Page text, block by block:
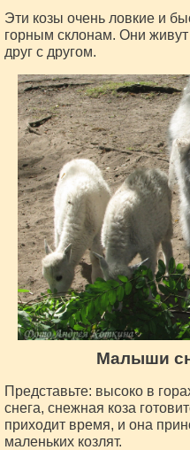
Эти козы очень ловкие и
горным склонам. Они
друг с другом.
Малыши
Представьте: высоко в
снега, снежная коза
приходит время, и она
маленьких козлят.